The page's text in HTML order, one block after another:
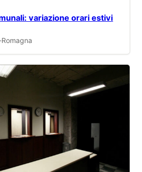
variazione orari estivi
Romagna